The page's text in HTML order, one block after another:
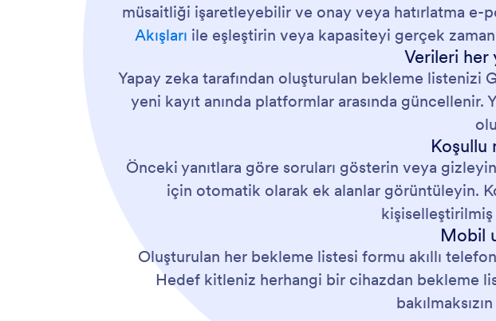
müsaitliği işaretleyebilir ve onay veya hatırlatma e-
Akışları ile eşleştirin veya kapasiteyi gerçek
Verileri her
Yapay zeka tarafından oluşturulan bekleme
yeni kayıt anında platformlar arasında güncellenir.
Koşullu
Önceki yanıtlara göre soruları gösterin veya
için otomatik olarak ek alanlar görüntüleyin.
Mobil
Oluşturulan her bekleme listesi formu akıllı
Hedef kitleniz herhangi bir cihazdan bekleme